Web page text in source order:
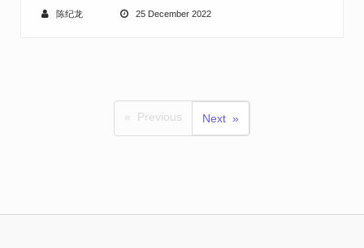
陈纪龙 25 December 2022
Previous Next